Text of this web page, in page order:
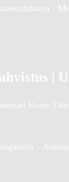
·
|
Korte
–